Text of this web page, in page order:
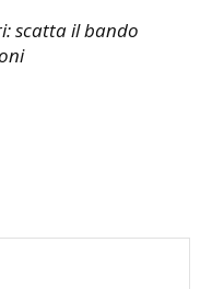
scatta il bando